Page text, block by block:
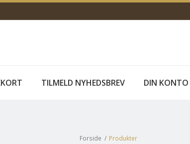
TILMELD NYHEDSBREV DIN KONTO
Forside / Produkter